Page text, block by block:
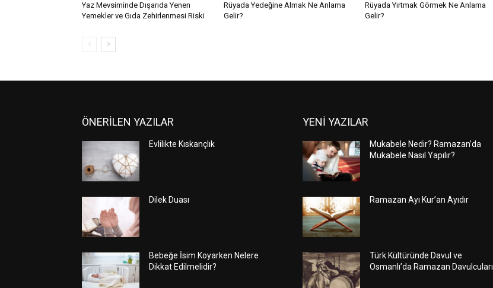
Yaz Mevsiminde Dışarıda Yenen
Yemekler ve Gıda Zehirlenmesi Riski
Rüyada Yedeğine Almak Ne Anlama
Gelir?
Rüyada Yırtmak Görmek Ne Anlama
Gelir?
ÖNERİLEN YAZILAR
Evlilikte Kıskançlık
Dilek Duası
Bebeğe İsim Koyarken Nelere
Dikkat Edilmelidir?
YENİ YAZILAR
Mukabele Nedir? Ramazan’da
Mukabele Nasıl Yapılır?
Ramazan Ayı Kur’an Ayıdır
Türk Kültüründe Davul ve
Osmanlı’da Ramazan Davulcuları